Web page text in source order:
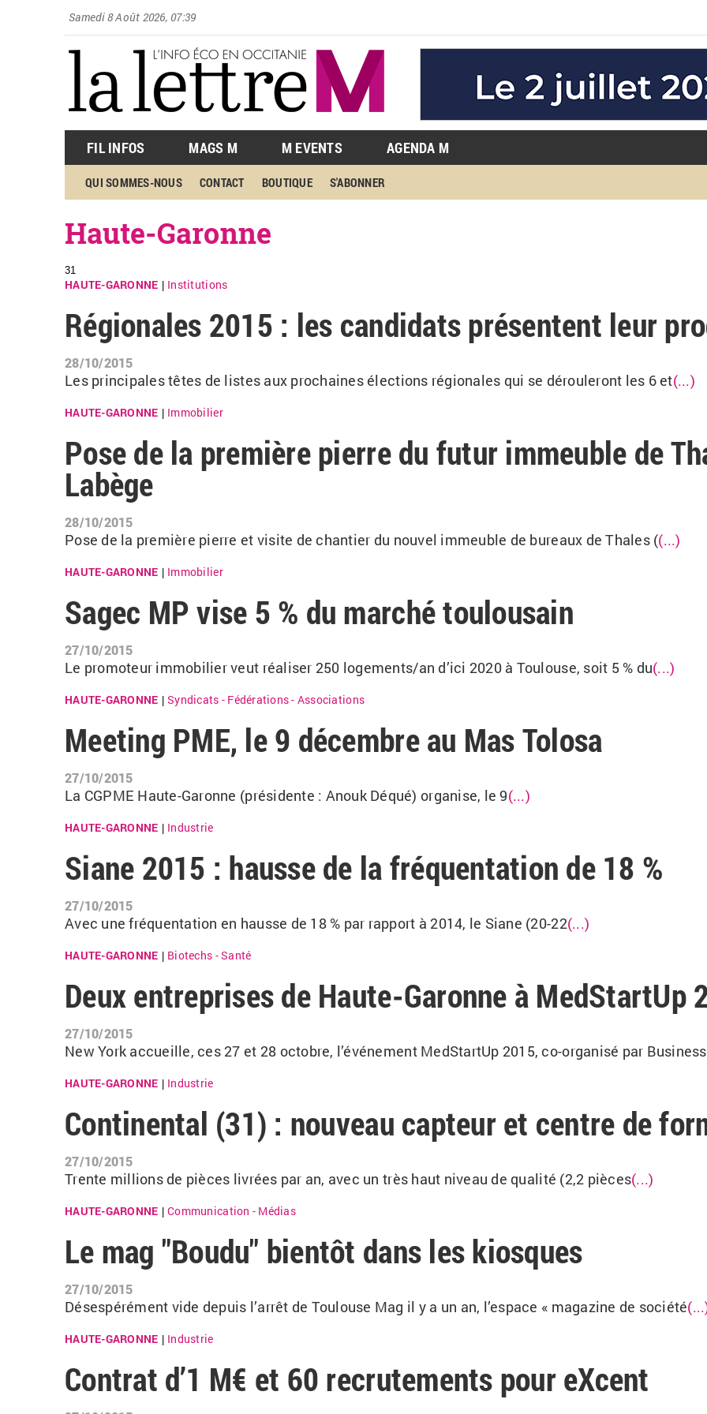
Samedi 8 Août 2026, 07:39
FIL INFOS MAGS M M EVENTS AGENDA M
QUI SOMMES-NOUS CONTACT BOUTIQUE S'ABONNER
Haute-Garonne
31
HAUTE-GARONNE Institutions
Régionales 2015 : les candidats présentent leur
28/10/2015
Les principales têtes de listes aux prochaines élections régionales qui se dérouleront les 6 et(...)
HAUTE-GARONNE Immobilier
Pose de la première pierre du futur immeuble de
Labège
28/10/2015
Pose de la première pierre et visite de chantier du nouvel immeuble de bureaux de Thales ((...)
HAUTE-GARONNE Immobilier
Sagec MP vise 5 % du marché toulousain
27/10/2015
Le promoteur immobilier veut réaliser 250 logements/an d’ici 2020 à Toulouse, soit 5 % du(...)
HAUTE-GARONNE |Syndicats - Fédérations - Associations
Meeting PME, le 9 décembre au Mas Tolosa
27/10/2015
La CGPME Haute-Garonne (présidente : Anouk Déqué) organise, le 9(...)
HAUTE-GARONNE Industrie
Siane 2015 : hausse de la fréquentation de 18 %
27/10/2015
Avec une fréquentation en hausse de 18 % par rapport à 2014, le Siane (20-22(...)
HAUTE-GARONNE Biotechs - Santé
Deux entreprises de Haute-Garonne à MedStartUp
27/10/2015
New York accueille, ces 27 et 28 octobre, l’événement MedStartUp 2015, co-organisé par Business
HAUTE-GARONNE Industrie
Continental (31) : nouveau capteur et centre de
27/10/2015
Trente millions de pièces livrées par an, avec un très haut niveau de qualité (2,2 pièces(...)
HAUTE-GARONNE |Communication - Médias
Le mag "Boudu" bientôt dans les kiosques
27/10/2015
Désespérément vide depuis l’arrêt de Toulouse Mag il y a un an, l’espace « magazine de société
HAUTE-GARONNE Industrie
Contrat d’1 M€ et 60 recrutements pour eXcent